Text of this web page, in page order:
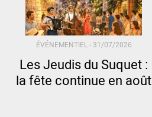
ÉVÉNEMENTIEL - 31/07/2026
Les Jeudis du Suquet :
la fête continue en août